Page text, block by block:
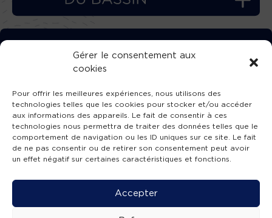
Gérer le consentement aux
cookies
Pour offrir les meilleures expériences, nous utilisons des
technologies telles que les cookies pour stocker et/ou accéder
aux informations des appareils. Le fait de consentir à ces
technologies nous permettra de traiter des données telles que le
comportement de navigation ou les ID uniques sur ce site. Le fait
de ne pas consentir ou de retirer son consentement peut avoir
un effet négatif sur certaines caractéristiques et fonctions.
Accepter
TÉLÉCHARGEZ GRATUITEMENT
L’APPLICATION TVBA !
SUIVEZ-NOUS !
Mentions légales -Accessibilité